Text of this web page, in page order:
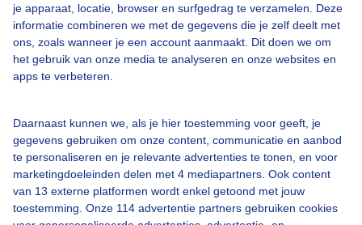
je apparaat, locatie, browser en surfgedrag te verzamelen. Deze
informatie combineren we met de gegevens die je zelf deelt met
ons, zoals wanneer je een account aanmaakt. Dit doen we om
het gebruik van onze media te analyseren en onze websites en
apps te verbeteren.
Daarnaast kunnen we, als je hier toestemming voor geeft, je
gegevens gebruiken om onze content, communicatie en aanbod
te personaliseren en je relevante advertenties te tonen, en voor
marketingdoeleinden delen met 4 mediapartners. Ook content
van 13 externe platformen wordt enkel getoond met jouw
toestemming. Onze 114 advertentie partners gebruiken cookies
Een moment geduld aub...
Over Buienradar
Bedrijfsgegevens